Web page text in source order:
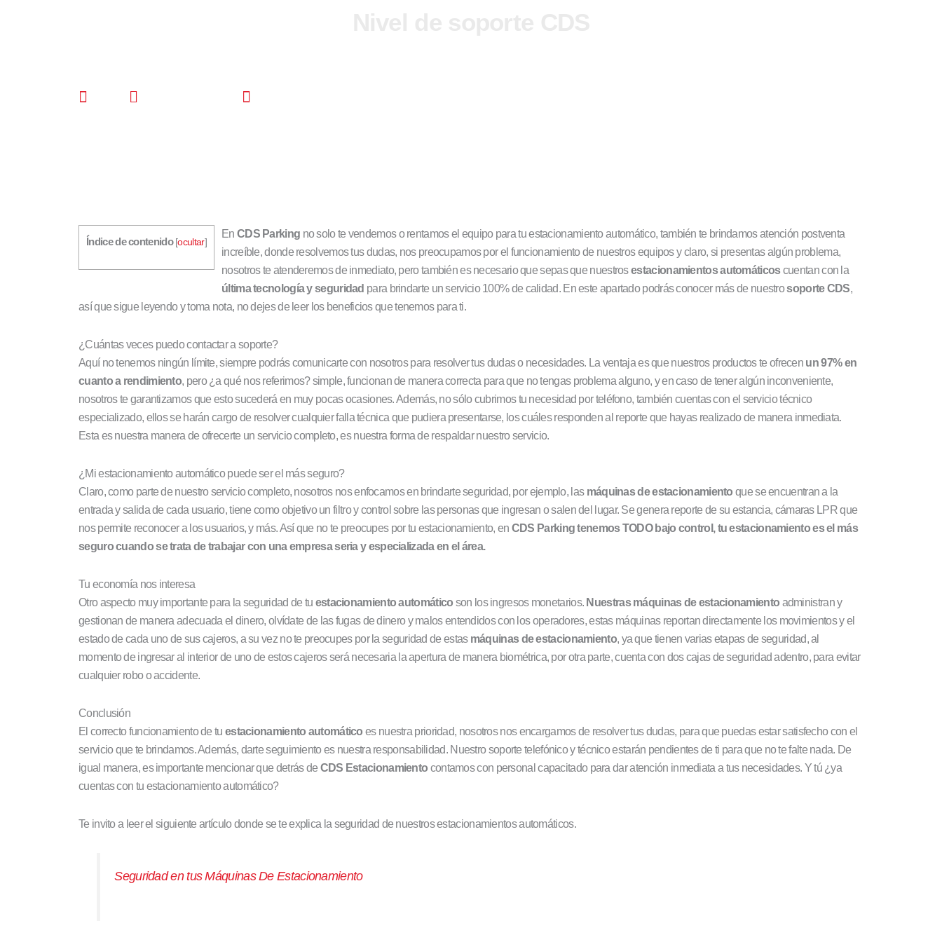
Índice de contenido [ocultar]
En CDS Parking no solo te vendemos o rentamos el equipo para tu estacionamiento automático, también te brindamos atención postventa
increíble, donde resolvemos tus dudas, nos preocupamos por el funcionamiento de nuestros equipos y claro, si presentas algún problema,
nosotros te atenderemos de inmediato, pero también es necesario que sepas que nuestrosestacionamientos automáticoscuentan con la
última tecnología y seguridad para brindarte un servicio 100% de calidad. En este apartado podrás conocer más de nuestrosoporte CDS,
así que sigue leyendo y toma nota, no dejes de leer los beneficios que tenemos para ti.
¿Cuántas veces puedo contactar a soporte?
Aquí no tenemos ningún límite, siempre podrás comunicarte con nosotros para resolver tus dudas o necesidades. La ventaja es que nuestros productos te ofrecen un 97% en
cuanto a rendimiento, pero ¿a qué nos referimos? simple, funcionan de manera correcta para que no tengas problema alguno, y en caso de tener algún inconveniente,
nosotros te garantizamos que esto sucederá en muy pocas ocasiones. Además, no sólo cubrimos tu necesidad por teléfono, también cuentas con el servicio técnico
especializado, ellos se harán cargo de resolver cualquier falla técnica que pudiera presentarse, los cuáles responden al reporte que hayas realizado de manera inmediata.
Esta es nuestra manera de ofrecerte un servicio completo, es nuestra forma de respaldar nuestro servicio.
¿Mi estacionamiento automático puede ser el más seguro?
Claro, como parte de nuestro servicio completo, nosotros nos enfocamos en brindarte seguridad, por ejemplo, las máquinas de estacionamiento que se encuentran a la
entrada y salida de cada usuario, tiene como objetivo un filtro y control sobre las personas que ingresan o salen del lugar. Se genera reporte de su estancia, cámaras LPR que
nos permite reconocer a los usuarios, y más. Así que no te preocupes por tu estacionamiento, en CDS Parking tenemos TODO bajo control, tu estacionamiento es el más
seguro cuando se trata de trabajar con una empresa seria y especializada en el área.
Tu economía nos interesa
Otro aspecto muy importante para la seguridad de tu estacionamiento automático son los ingresos monetarios. Nuestras máquinas de estacionamiento administran y
gestionan de manera adecuada el dinero, olvídate de las fugas de dinero y malos entendidos con los operadores, estas máquinas reportan directamente los movimientos y el
estado de cada uno de sus cajeros, a su vez no te preocupes por la seguridad de estas máquinas de estacionamiento, ya que tienen varias etapas de seguridad, al
momento de ingresar al interior de uno de estos cajeros será necesaria la apertura de manera biométrica, por otra parte, cuenta con dos cajas de seguridad adentro, para evitar
cualquier robo o accidente.
Conclusión
El correcto funcionamiento de tu estacionamiento automático es nuestra prioridad, nosotros nos encargamos de resolver tus dudas, para que puedas estar satisfecho con el
servicio que te brindamos. Además, darte seguimiento es nuestra responsabilidad. Nuestro soporte telefónico y técnico estarán pendientes de ti para que no te falte nada. De
igual manera, es importante mencionar que detrás de CDS Estacionamiento contamos con personal capacitado para dar atención inmediata a tus necesidades. Y tú ¿ya
cuentas con tu estacionamiento automático?
Te invito a leer el siguiente artículo donde se te explica la seguridad de nuestros estacionamientos automáticos.
Seguridad en tus Máquinas De Estacionamiento